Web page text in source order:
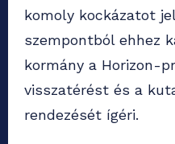
komoly kockázatot
szempontból ehhez
kormány a Horizon-
visszatérést és a
rendezését ígéri.